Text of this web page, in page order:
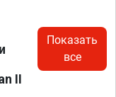
II
Показать
все